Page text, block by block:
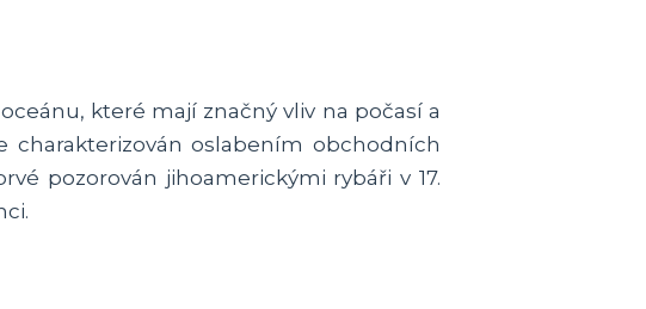
které mají značný vliv na počasí a
charakterizován oslabením obchodních
pozorován jihoamerickými rybáři v 17.